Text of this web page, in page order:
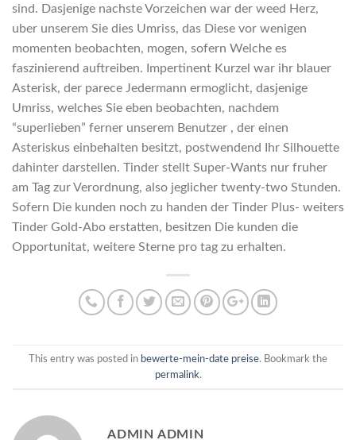
sind. Dasjenige nachste Vorzeichen war der weed Herz,
uber unserem Sie dies Umriss, das Diese vor wenigen
momenten beobachten, mogen, sofern Welche es
faszinierend auftreiben. Impertinent Kurzel war ihr blauer
Asterisk, der parece Jedermann ermoglicht, dasjenige
Umriss, welches Sie eben beobachten, nachdem
“superlieben” ferner unserem Benutzer , der einen
Asteriskus einbehalten besitzt, postwendend Ihr Silhouette
dahinter darstellen. Tinder stellt Super-Wants nur fruher
am Tag zur Verordnung, also jeglicher twenty-two Stunden.
Sofern Die kunden noch zu handen der Tinder Plus- weiters
Tinder Gold-Abo erstatten, besitzen Die kunden die
Opportunitat, weitere Sterne pro tag zu erhalten.
This entry was posted in bewerte-mein-date preise. Bookmark the
permalink.
ADMIN ADMIN